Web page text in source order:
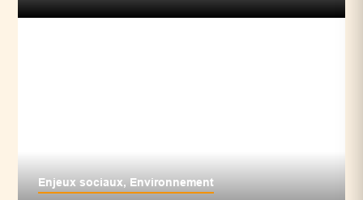
Enjeux sociaux, Environnement